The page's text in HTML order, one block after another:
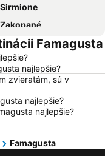
Famagusta
najlepšie?
zvieratám, sú v
najlepšie?
najlepšie?
Famagusta